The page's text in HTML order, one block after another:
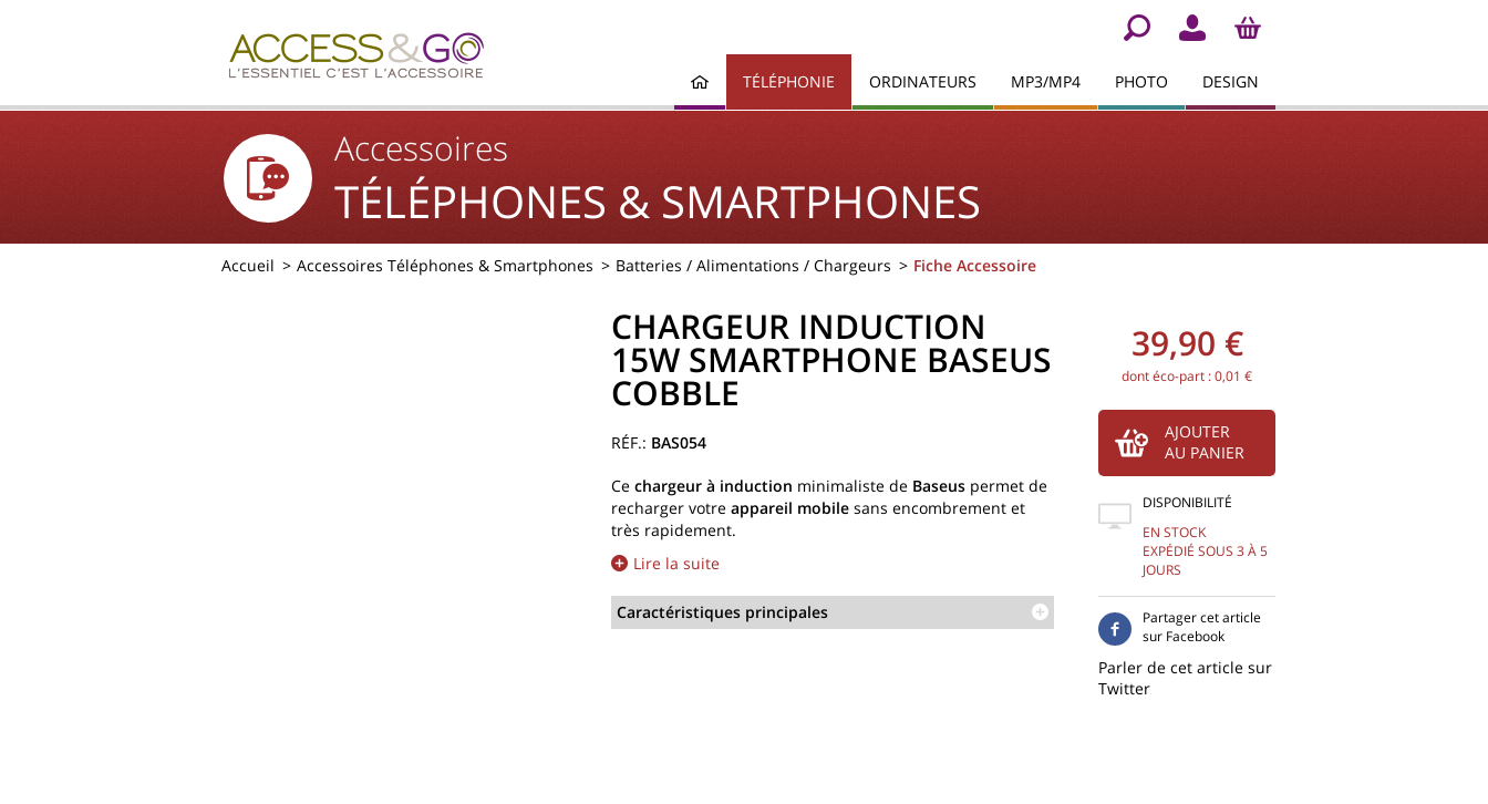
TÉLÉPHONIE ORDINATEURS MP3/MP4 PHOTO DESIGN
Accessoires
TÉLÉPHONES & SMARTPHONES
Accueil Accessoires Téléphones & Smartphones Batteries / Alimentations / Chargeurs Fiche Accessoire
CHARGEUR INDUCTION
15W SMARTPHONE BASEUS
COBBLE
BAS054
Ce chargeur à induction minimaliste de Baseus permet de
recharger votre appareil mobile sans encombrement et
très rapidement.
Lire la suite
Caractéristiques principales
39,90 €
dont éco-part : 0,01 €
AJOUTER
AU PANIER
DISPONIBILITÉ
EN STOCK
EXPÉDIÉ SOUS 3 À 5
JOURS
Partager cet article
sur Facebook
Parler de cet article sur
Twitter